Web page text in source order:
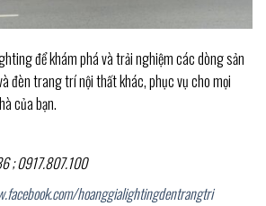
để khám phá và trải nghiệm các dòng sản
đèn trang trí nội thất khác, phục vụ cho mọi
của bạn.
; 0917.807.100
hoanggialightingdentrangtri